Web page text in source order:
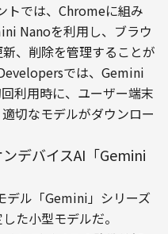
トでは、Chromeに組み
Nanoを利用し、ブラウ
、削除を管理することが
では、Gemini
利用時に、ユーザー端末
切なモデルがダウンロー
デバイスAI「Gemini
ル「Gemini」シリーズ
た小型モデルだ。